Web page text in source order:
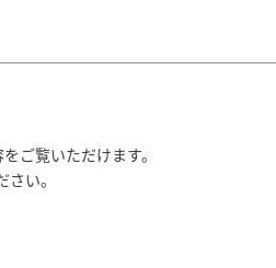
ご覧いただけます。
い。